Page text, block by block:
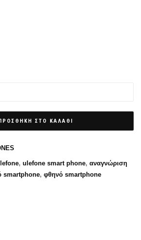
ΣΤΟ ΚΑΛΆΘΙ
, ulefone smart phone, αναγνώριση
smartphone, φθηνό smartphone